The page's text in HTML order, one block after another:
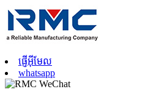
ផ្ញើអ៊ីមែល
whatsapp